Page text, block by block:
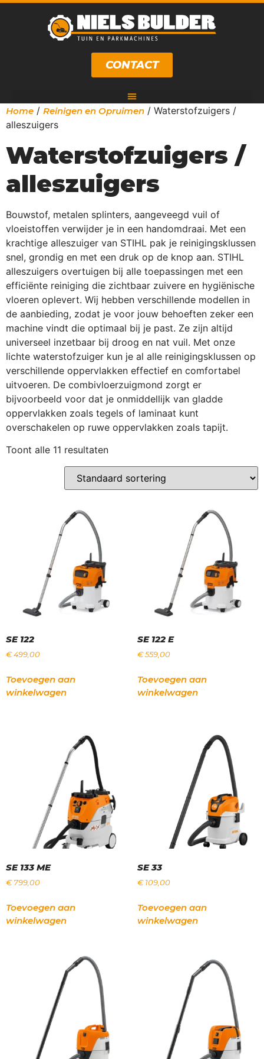
CONTACT
Home / Reinigen en Opruimen / Waterstofzuigers /
alleszuigers
Waterstofzuigers /
alleszuigers
Bouwstof, metalen splinters, aangeveegd vuil of
vloeistoffen verwijder je in een handomdraai. Met een
krachtige alleszuiger van STIHL pak je reinigingsklussen
snel, grondig en met een druk op de knop aan. STIHL
alleszuigers overtuigen bij alle toepassingen met een
efficiënte reiniging die zichtbaar zuivere en hygiënische
vloeren oplevert. Wij hebben verschillende modellen in
de aanbieding, zodat je voor jouw behoeften zeker een
machine vindt die optimaal bij je past. Ze zijn altijd
universeel inzetbaar bij droog en nat vuil. Met onze
lichte waterstofzuiger kun je al alle reinigingsklussen op
verschillende oppervlakken effectief en comfortabel
uitvoeren. De combivloerzuigmond zorgt er
bijvoorbeeld voor dat je onmiddellijk van gladde
oppervlakken zoals tegels of laminaat kunt
overschakelen op ruwe oppervlakken zoals tapijt.
Toont alle 11 resultaten
SE 122
€499,00
Toevoegen aan
winkelwagen
SE 122 E
€559,00
Toevoegen aan
winkelwagen
SE 133 ME
€799,00
Toevoegen aan
winkelwagen
SE 33
€109,00
Toevoegen aan
winkelwagen